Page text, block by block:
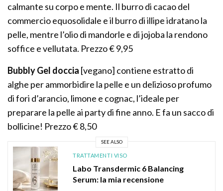
calmante su corpo e mente. Il burro di cacao del
commercio equosolidale e il burro di illipe idratano la
pelle, mentre l’olio di mandorle e di jojoba la rendono
soffice e vellutata. Prezzo € 9,95
Bubbly Gel doccia [vegano] contiene estratto di
alghe per ammorbidire la pelle e un delizioso profumo
di fori d’arancio, limone e cognac, l’ideale per
preparare la pelle ai party di fine anno. E fa un sacco di
bollicine! Prezzo € 8,50
SEE ALSO
TRATTAMENTI VISO
Labo Transdermic 6 Balancing
Serum: la mia recensione